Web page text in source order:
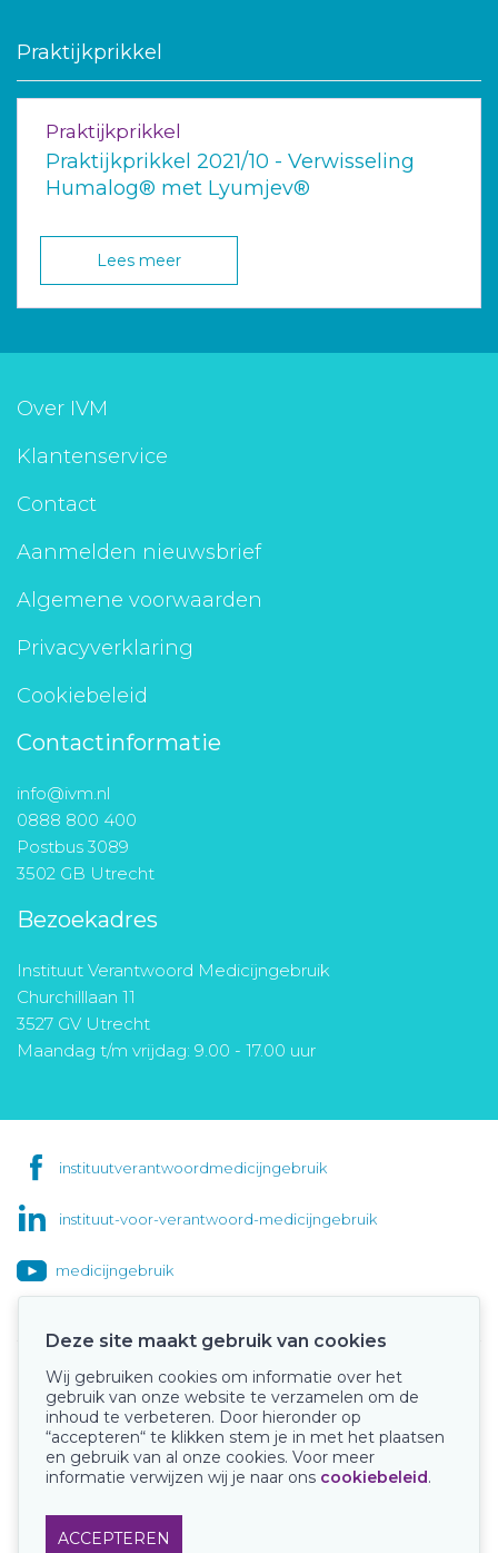
Praktijkprikkel
Praktijkprikkel
Praktijkprikkel 2021/10 - Verwisseling
Humalog® met Lyumjev®
Lees meer
Over IVM
Klantenservice
Contact
Aanmelden nieuwsbrief
Algemene voorwaarden
Privacyverklaring
Cookiebeleid
Contactinformatie
info@ivm.nl
0888 800 400
Postbus 3089
3502 GB Utrecht
Bezoekadres
Instituut Verantwoord Medicijngebruik
Churchilllaan 11
3527 GV Utrecht
Maandag t/m vrijdag: 9.00 - 17.00 uur
instituutverantwoordmedicijngebruik
instituut-voor-verantwoord-medicijngebruik
medicijngebruik
Onze keurmerken
Deze site maakt gebruik van cookies
Wij gebruiken cookies om informatie over het
gebruik van onze website te verzamelen om de
inhoud te verbeteren. Door hieronder op
“accepteren“ te klikken stem je in met het plaatsen
en gebruik van al onze cookies. Voor meer
informatie verwijzen wij je naar ons cookiebeleid.
ACCEPTEREN